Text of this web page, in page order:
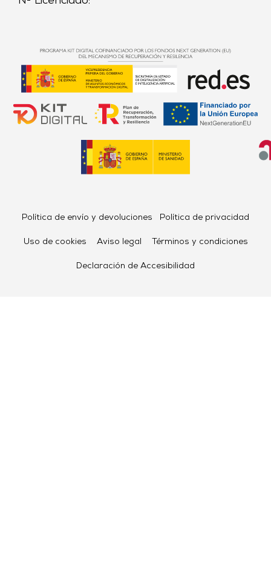
Política de envío y devoluciones Política de privacidad
Uso de cookies Aviso legal Términos y condiciones
Declaración de Accesibilidad